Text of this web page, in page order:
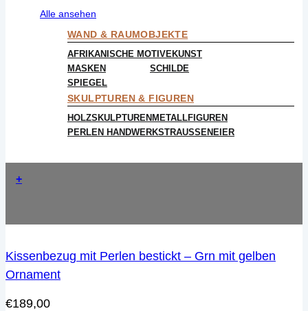
Alle ansehen
WAND & RAUMOBJEKTE
AFRIKANISCHE MOTIVEKUNST
MASKEN
SCHILDE
SPIEGEL
SKULPTUREN & FIGUREN
HOLZSKULPTURENMETALLFIGUREN
PERLEN HANDWERKSTRAUSSENEIER
+
Kissenbezug mit Perlen bestickt – Grn mit gelben
Ornament
€189,00